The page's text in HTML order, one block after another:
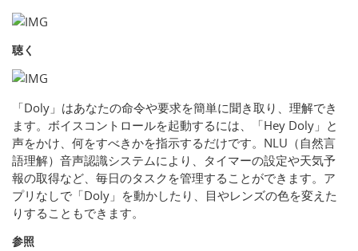
聴く
「Doly」はあなたの命令や要求を簡単に聞き取り、理解でき
ます。ボイスコントロールを起動するには、「Hey Doly」と
声をかけ、何をすべきかを指示するだけです。NLU（自然言
語理解）音声認識システムにより、タイマーの設定や天気予
報の取得など、毎日のタスクを管理することができます。ア
プリなしで「Doly」を動かしたり、目やレンズの色を変えた
りすることもできます。
参照